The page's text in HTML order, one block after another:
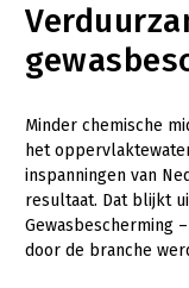
Goed eten
Mooi groen
Sterk
Transitiepaden
Thema’s
Gezonde
Minder chemische
het
inspanningen van
resultaat. Dat blijkt
Gewasbescherming
door de branche